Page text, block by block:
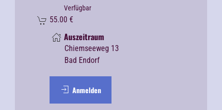
Verfügbar
55.00 €
Auszeitraum
Chiemseeweg 13
Bad Endorf
Anmelden